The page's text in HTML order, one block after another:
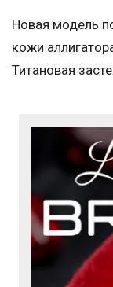
Новая модель
кожи
Титановая